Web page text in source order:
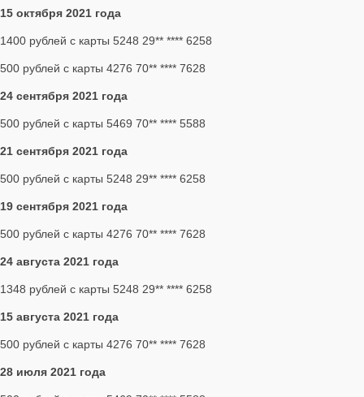
15 октября 2021 года
1400 рублей с карты 5248 29** **** 6258
500 рублей с карты 4276 70** **** 7628
24 сентября 2021 года
500 рублей с карты 5469 70** **** 5588
21 сентября 2021 года
500 рублей с карты 5248 29** **** 6258
19 сентября 2021 года
500 рублей с карты 4276 70** **** 7628
24 августа 2021 года
1348 рублей с карты 5248 29** **** 6258
15 августа 2021 года
500 рублей с карты 4276 70** **** 7628
28 июля 2021 года